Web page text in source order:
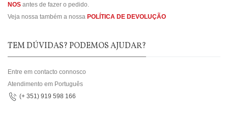
NOS antes de fazer o pedido.
Veja nossa também a nossa POLÍTICA DE DEVOLUÇÃO
TEM DÚVIDAS? PODEMOS AJUDAR?
Entre em contacto connosco
Atendimento em Português
(+ 351) 919 598 166